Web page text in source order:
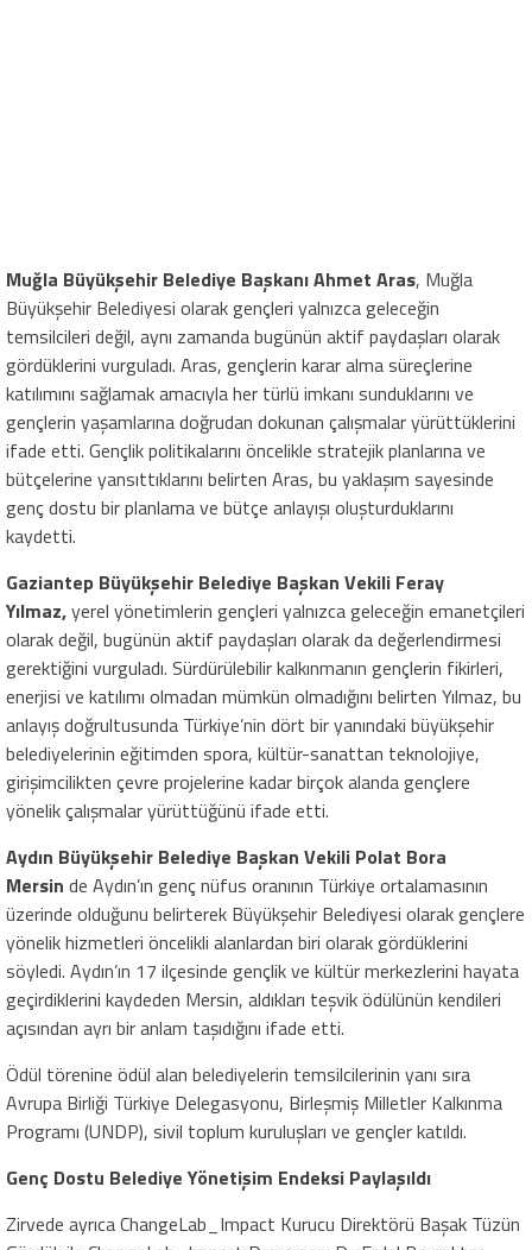
Muğla Büyükşehir Belediye Başkanı Ahmet Aras, Muğla
Büyükşehir Belediyesi olarak gençleri yalnızca geleceğin
temsilcileri değil, aynı zamanda bugünün aktif paydaşları olarak
gördüklerini vurguladı. Aras, gençlerin karar alma süreçlerine
katılımını sağlamak amacıyla her türlü imkanı sunduklarını ve
gençlerin yaşamlarına doğrudan dokunan çalışmalar yürüttüklerini
ifade etti. Gençlik politikalarını öncelikle stratejik planlarına ve
bütçelerine yansıttıklarını belirten Aras, bu yaklaşım sayesinde
genç dostu bir planlama ve bütçe anlayışı oluşturduklarını
kaydetti.
Gaziantep Büyükşehir Belediye Başkan Vekili Feray
Yılmaz,yerel yönetimlerin gençleri yalnızca geleceğin emanetçileri
olarak değil, bugünün aktif paydaşları olarak da değerlendirmesi
gerektiğini vurguladı. Sürdürülebilir kalkınmanın gençlerin fikirleri,
enerjisi ve katılımı olmadan mümkün olmadığını belirten Yılmaz, bu
anlayış doğrultusunda Türkiye’nin dört bir yanındaki büyükşehir
belediyelerinin eğitimden spora, kültür-sanattan teknolojiye,
girişimcilikten çevre projelerine kadar birçok alanda gençlere
yönelik çalışmalar yürüttüğünü ifade etti.
Aydın Büyükşehir Belediye Başkan Vekili Polat Bora
Mersin de Aydın’ın genç nüfus oranının Türkiye ortalamasının
üzerinde olduğunu belirterek Büyükşehir Belediyesi olarak gençlere
yönelik hizmetleri öncelikli alanlardan biri olarak gördüklerini
söyledi. Aydın’ın 17 ilçesinde gençlik ve kültür merkezlerini hayata
geçirdiklerini kaydeden Mersin, aldıkları teşvik ödülünün kendileri
açısından ayrı bir anlam taşıdığını ifade etti.
Ödül törenine ödül alan belediyelerin temsilcilerinin yanı sıra
Avrupa Birliği Türkiye Delegasyonu, Birleşmiş Milletler Kalkınma
Programı (UNDP), sivil toplum kuruluşları ve gençler katıldı.
Genç Dostu Belediye Yönetişim Endeksi Paylaşıldı
Zirvede ayrıca ChangeLab_Impact Kurucu Direktörü Başak Tüzün